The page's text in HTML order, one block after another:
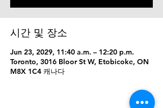
시간 및 장소
Jun 23, 2029, 11:40 a.m. – 12:20 p.m.
Toronto, 3016 Bloor St W, Etobicoke, ON
M8X 1C4 캐나다